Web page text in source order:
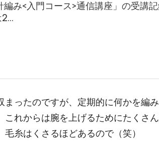
編み<入門コース>通信講座」の受講
ったのですが、定期的に何かを編
れからは腕を上げるためにたくさ
糸はくさるほどあるので（笑）